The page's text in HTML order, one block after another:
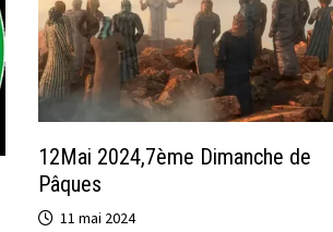
12Mai 2024,7ème Dimanche de
Pâques
11 mai 2024